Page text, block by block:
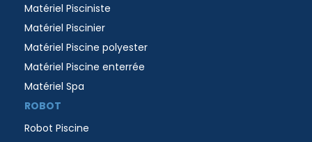
Matériel Pisciniste
Matériel Piscinier
Matériel Piscine polyester
Matériel Piscine enterrée
Matériel Spa
ROBOT
Robot Piscine